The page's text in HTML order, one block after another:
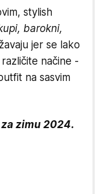
stylish
barokni,
jer se lako
načine -
na sasvim
zimu 2024.